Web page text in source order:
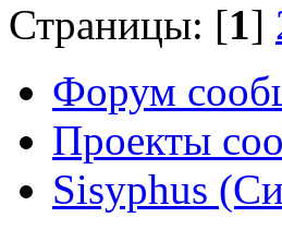
Страницы: [1]
Форум
Проекты
Sisyphus